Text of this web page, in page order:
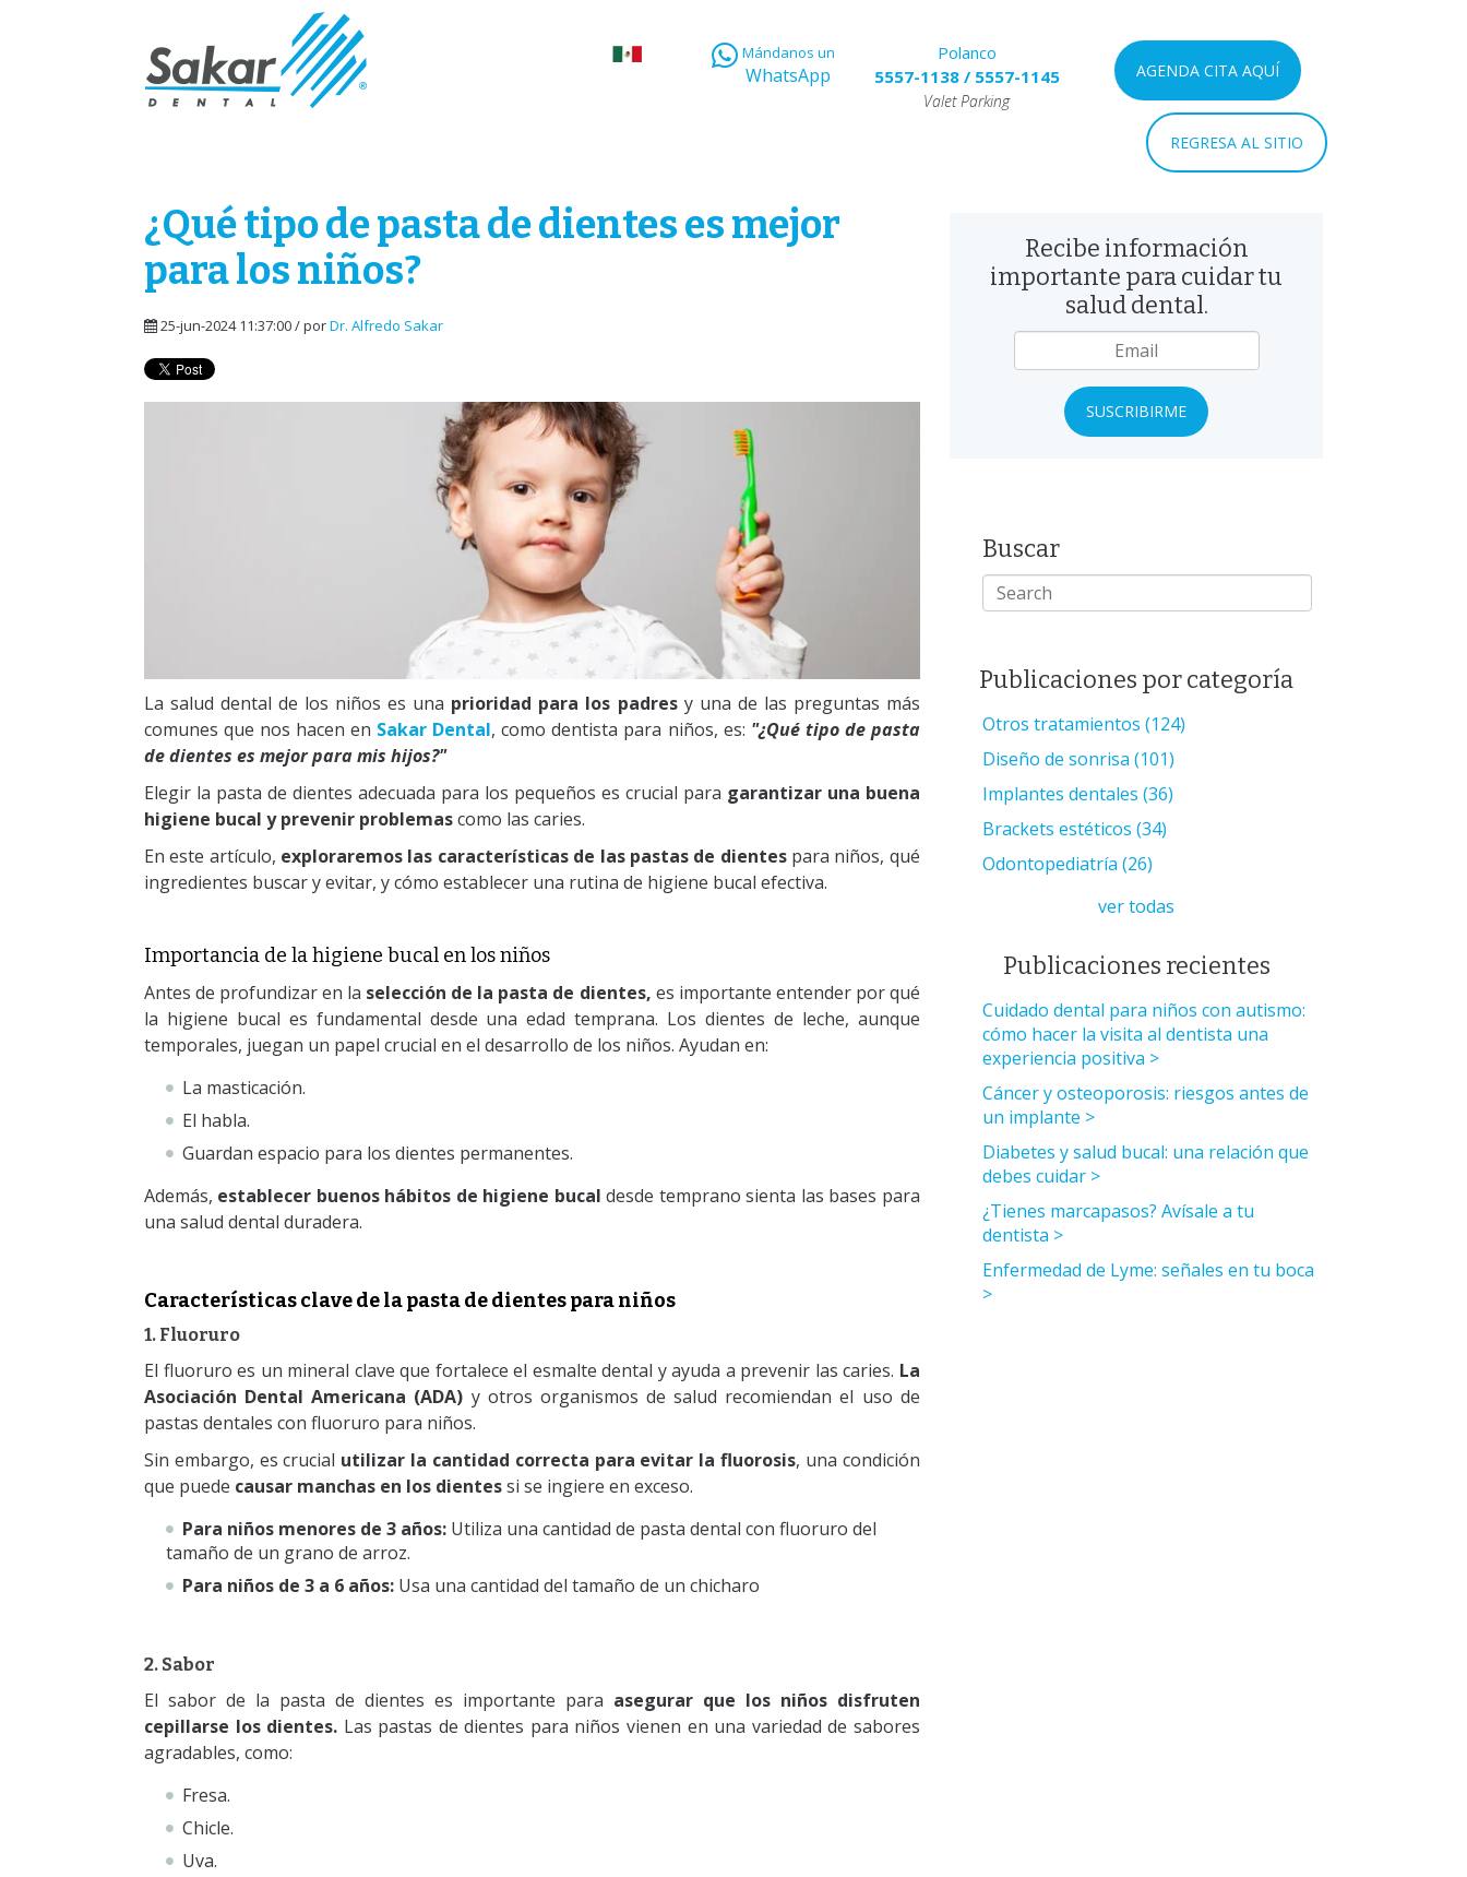
Mándanos un
WhatsApp
Polanco
5557-1138/ 5557-1145
Valet Parking
AGENDA CITA AQUÍ
REGRESA AL SITIO
¿Qué tipo de pasta de dientes es mejor
para los niños?
25-jun-2024 11:37:00 / porDr. Alfredo Sakar
La salud dental de los niños es una prioridad para los padresy una de las preguntas más
comunes que nos hacen en Sakar Dental, como dentista para niños, es: "¿Qué tipo de pasta
de dientes es mejor para mis hijos?"
Elegir la pasta de dientes adecuada para los pequeños es crucial para garantizar una buena
higiene bucal y prevenir problemascomo las caries.
En este artículo, exploraremos las características de las pastas de dientespara niños, qué
ingredientes buscar y evitar, y cómo establecer una rutina de higiene bucal efectiva.
Importancia de la higiene bucal en los niños
Antes de profundizar en la selección de la pasta de dientes, es importante entender por qué
la higiene bucal es fundamental desde una edad temprana. Los dientes de leche, aunque
temporales, juegan un papel crucial en el desarrollo de los niños. Ayudan en:
La masticación.
El habla.
Guardan espacio para los dientes permanentes.
Además, establecer buenos hábitos de higiene bucal desde temprano sienta las bases para
una salud dental duradera.
Características clave de la pasta de dientes para niños
1. Fluoruro
El fluoruro es un mineral clave que fortalece el esmalte dental y ayuda a prevenir las caries. La
Asociación Dental Americana (ADA) y otros organismos de salud recomiendan el uso de
pastas dentales con fluoruro para niños.
Sin embargo, es crucial utilizar la cantidad correcta para evitar la fluorosis, una condición
que puede causar manchas en los dientessi se ingiere en exceso.
Para niños menores de 3 años: Utiliza una cantidad de pasta dental con fluoruro del
tamaño de un grano de arroz.
Para niños de 3 a 6 años: Usa una cantidad del tamaño de un chicharo
2. Sabor
El sabor de la pasta de dientes es importante para asegurar que los niños disfruten
cepillarse los dientes. Las pastas de dientes para niños vienen en una variedad de sabores
agradables, como:
Fresa.
Chicle.
Uva.
Recibe información
importante para cuidar tu
salud dental.
Buscar
Publicaciones por categoría
Otros tratamientos(124)
Diseño de sonrisa(101)
Implantes dentales(36)
Brackets estéticos(34)
Odontopediatría(26)
ver todas
Publicaciones recientes
Cuidado dental para niños con autismo:
cómo hacer la visita al dentista una
experiencia positiva
Cáncer y osteoporosis: riesgos antes de
un implante
Diabetes y salud bucal: una relación que
debes cuidar
¿Tienes marcapasos? Avísale a tu
dentista
Enfermedad de Lyme: señales en tu boca